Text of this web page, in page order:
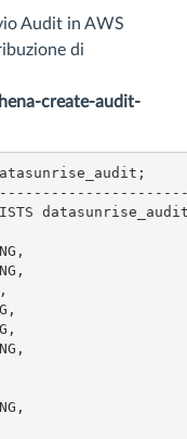
Audit in AWS
di
create-audit-
datasunrise_audit;
EXISTS